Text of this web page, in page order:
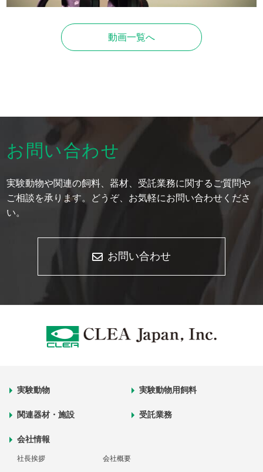
動画一覧へ
お問い合わせ
実験動物や関連の飼料、器材、受託業務に関するご質問や
ご相談を承ります。どうぞ、お気軽にお問い合わせくださ
い。
お問い合わせ
実験動物 実験動物用飼料
関連器材・施設 受託業務
会社情報
社長挨拶 会社概要